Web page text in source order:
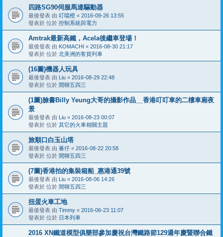
四路SG90伺服馬達驅動器
最後發表 由 叮噹橙 « 2016-09-26 13:55
發表於 位於 控制系統與電力
Amtrak最新高鐵，Acela後繼車登場！
最後發表 由 KOMACHI « 2016-08-30 21:17
發表於 位於 北美洲的客貨列車
(16圖)機器人玩具
最後發表 由 Liu « 2016-08-29 22:48
發表於 位於 閒聊五四三
(1圖)臉書Billy Yeung大哥的攝影作品__香港叮叮車的二樓車廂夜
景
最後發表 由 Liu « 2016-08-23 00:07
發表於 位於 其它的火車相關主題
旅順口白玉山塔
最後發表 由 蕃仔 « 2016-08-22 20:58
發表於 位於 閒聊五四三
(7圖)香港拍的集裝箱船_惠港通39號
最後發表 由 Liu « 2016-08-06 14:26
發表於 位於 閒聊五四三
扭蛋火車工地
最後發表 由 Timmy « 2016-06-23 11:07
發表於 位於 日本列車
2016 XN鐵道模型俱樂部參加慶祝台灣鐵路節129週年慶暨聯合鐵